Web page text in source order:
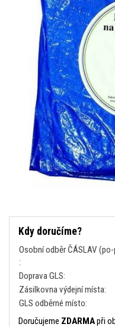
Kdy doručíme?
Osobní odběr ČÁSLAV
:
Doprava GLS:
Zásilkovna výdejní místa:
GLS odběrné místo:
Doručujeme ZDARMApři